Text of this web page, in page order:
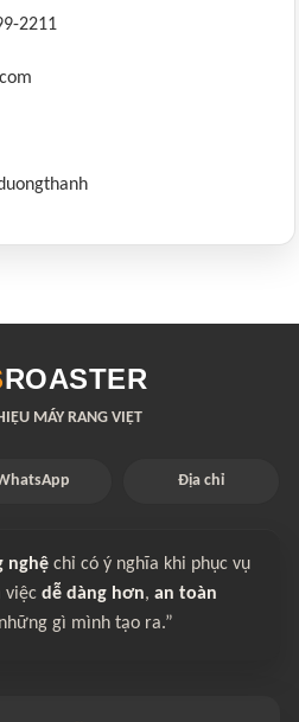
2211
ROASTER
MÁY RANG VIỆT
Địa chỉ
nghệ chỉ có ý nghĩa khi phục vụ
việc dễ dàng hơn, an toàn
gì mình tạo ra.”